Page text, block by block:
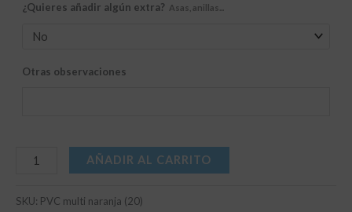
¿Quieres añadir algún extra? Asas, anillas...
Otras observaciones
AÑADIR AL CARRITO
SKU: PVC multi naranja (20)